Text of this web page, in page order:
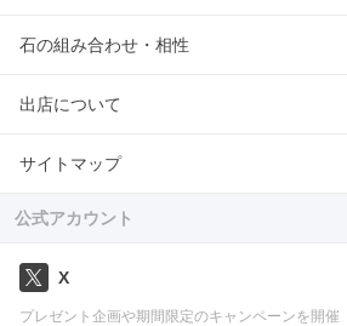
石の組み合わせ・相性
出店について
サイトマップ
公式アカウント
X
プレゼント企画や期間限定のキャンペーンを開催